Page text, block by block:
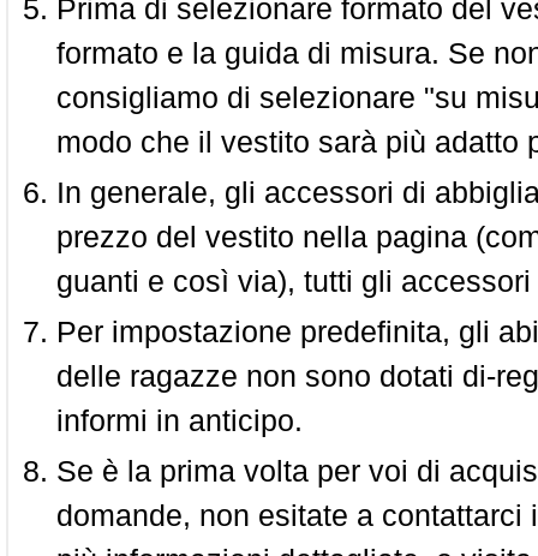
Prima di selezionare formato del
formato e la guida di misura. Se
consigliamo di selezionare "su
modo che il vestito sarà più adatto
In generale, gli accessori di
prezzo del vestito nella pagina
guanti e così via), tutti gli
Per impostazione predefinita, gli
delle ragazze non sono dotati di-
informi in anticipo.
Se è la prima volta per voi di
domande, non esitate a